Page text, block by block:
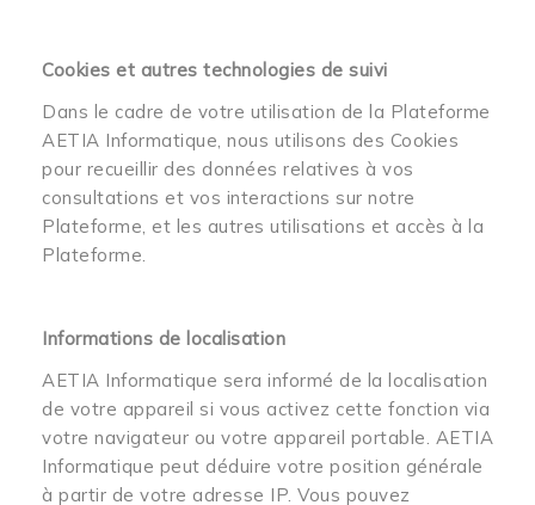
Cookies et autres technologies de suivi
Dans le cadre de votre utilisation de la Plateforme
AETIA Informatique, nous utilisons des Cookies
pour recueillir des données relatives à vos
consultations et vos interactions sur notre
Plateforme, et les autres utilisations et accès à la
Plateforme.
Informations de localisation
AETIA Informatique sera informé de la localisation
de votre appareil si vous activez cette fonction via
votre navigateur ou votre appareil portable. AETIA
Informatique peut déduire votre position générale
à partir de votre adresse IP. Vous pouvez